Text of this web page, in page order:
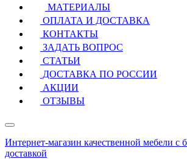
МАТЕРИАЛЫ
ОПЛАТА И ДОСТАВКА
КОНТАКТЫ
ЗАДАТЬ ВОПРОС
СТАТЬИ
ДОСТАВКА ПО РОССИИ
АКЦИИ
ОТЗЫВЫ
Интернет-магазин качественной мебели с
доставкой